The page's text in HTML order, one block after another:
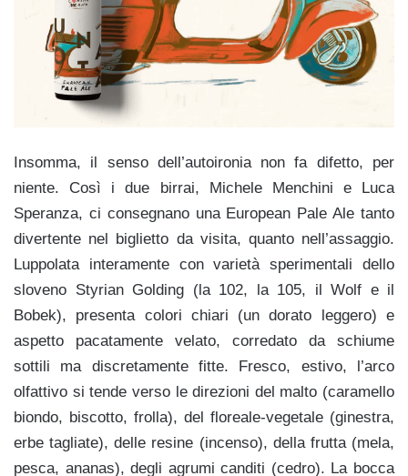
Insomma, il senso dell’autoironia non fa difetto, per
niente. Così i due birrai, Michele Menchini e Luca
Speranza, ci consegnano una European Pale Ale tanto
divertente nel biglietto da visita, quanto nell’assaggio.
Luppolata interamente con varietà sperimentali dello
sloveno Styrian Golding (la 102, la 105, il Wolf e il
Bobek), presenta colori chiari (un dorato leggero) e
aspetto pacatamente velato, corredato da schiume
sottili ma discretamente fitte. Fresco, estivo, l’arco
olfattivo si tende verso le direzioni del malto (caramello
biondo, biscotto, frolla), del floreale-vegetale (ginestra,
erbe tagliate), delle resine (incenso), della frutta (mela,
pesca, ananas), degli agrumi canditi (cedro). La bocca